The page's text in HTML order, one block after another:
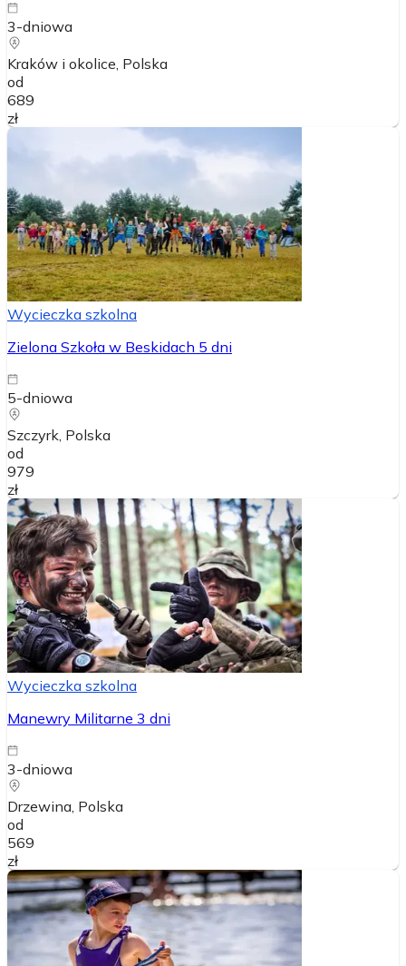
3-dniowa
Kraków i okolice, Polska
od
689
zł
Wycieczka szkolna
Zielona Szkoła w Beskidach 5 dni
5-dniowa
Szczyrk, Polska
od
979
zł
Wycieczka szkolna
Manewry Militarne 3 dni
3-dniowa
Drzewina, Polska
od
569
zł